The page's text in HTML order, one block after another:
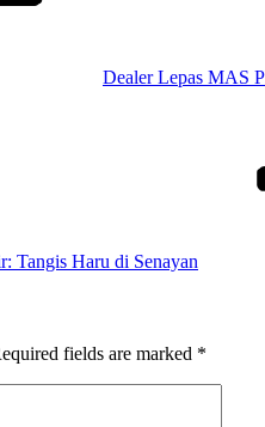
Dealer Lepas MAS
Tangis Haru di Senayan
fields are marked *